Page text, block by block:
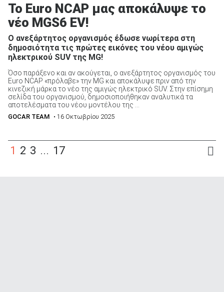
Το Euro NCAP μας αποκάλυψε το
νέο MGS6 EV!
Ο ανεξάρτητος οργανισμός έδωσε νωρίτερα στη
δημοσιότητα τις πρώτες εικόνες του νέου αμιγώς
ηλεκτρικού SUV της MG!
Όσο παράξενο και αν ακούγεται, ο ανεξάρτητος οργανισμός του
Euro NCAP «πρόλαβε» την MG και αποκάλυψε πριν από την
κινεζική μάρκα το νέο της αμιγώς ηλεκτρικό SUV. Στην επίσημη
σελίδα του οργανισμού, δημοσιοποιήθηκαν αναλυτικά τα
αποτελέσματα του νέου μοντέλου της ...
GOCAR TEAM • 16 Οκτωβρίου 2025
1 2 3 ... 17